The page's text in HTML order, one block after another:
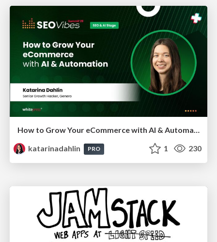
How to Grow Your eCommerce with AI & Automation
katarinadahlin
PRO 1 230